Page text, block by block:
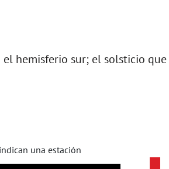
hemisferio sur; el solsticio